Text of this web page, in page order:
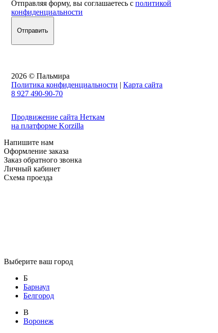
Отправляя форму, вы соглашаетесь с политикой
конфиденциальности
2026 © Пальмира
Политика конфиденциальности | Карта сайта
8 927 490-90-70
Продвижение сайта Неткам
на платформе Korzilla
Напишите нам
Оформление заказа
Заказ обратного звонка
Личный кабинет
Схема проезда
Выберите ваш город
Б
Барнаул
Белгород
В
Воронеж